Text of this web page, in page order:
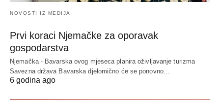
NOVOSTI IZ MEDIJA
Prvi koraci Njemačke za oporavak
gospodarstva
Njemačka - Bavarska ovog mjeseca planira oživljavanje turizma
Savezna država Bavarska djelomično će se ponovno…
6 godina ago